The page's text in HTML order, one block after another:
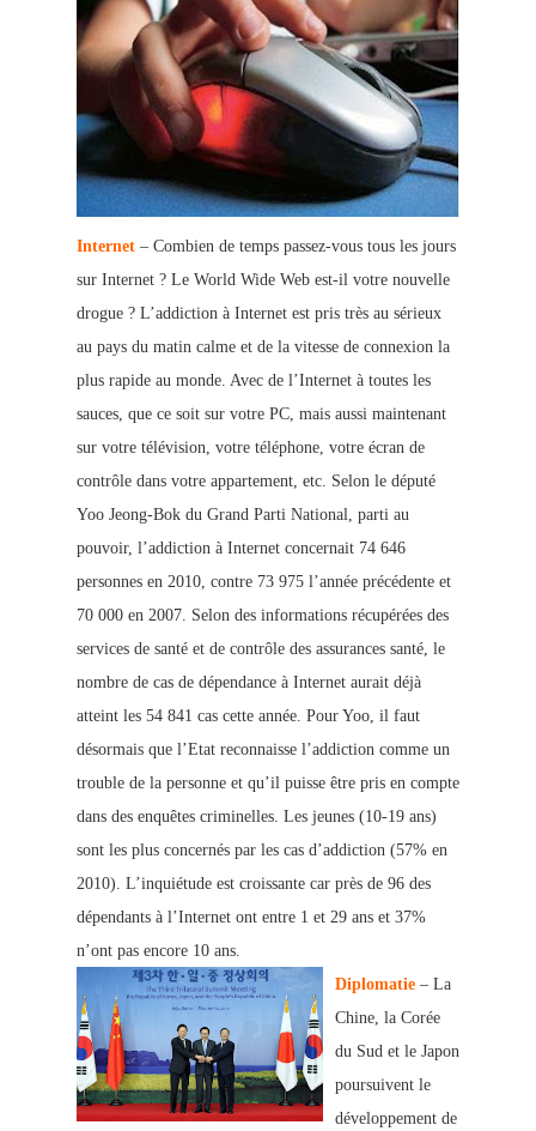
Internet – Combien de temps passez-vous tous les jours
sur Internet ? Le World Wide Web est-il votre nouvelle
drogue ? L’addiction à Internet est pris très au sérieux
au pays du matin calme et de la vitesse de connexion la
plus rapide au monde. Avec de l’Internet à toutes les
sauces, que ce soit sur votre PC, mais aussi maintenant
sur votre télévision, votre téléphone, votre écran de
contrôle dans votre appartement, etc. Selon le député
Yoo Jeong-Bok du Grand Parti National, parti au
pouvoir, l’addiction à Internet concernait 74 646
personnes en 2010, contre 73 975 l’année précédente et
70 000 en 2007. Selon des informations récupérées des
services de santé et de contrôle des assurances santé, le
nombre de cas de dépendance à Internet aurait déjà
atteint les 54 841 cas cette année. Pour Yoo, il faut
désormais que l’Etat reconnaisse l’addiction comme un
trouble de la personne et qu’il puisse être pris en compte
dans des enquêtes criminelles. Les jeunes (10-19 ans)
sont les plus concernés par les cas d’addiction (57% en
2010). L’inquiétude est croissante car près de 96 des
dépendants à l’Internet ont entre 1 et 29 ans et 37%
n’ont pas encore 10 ans.
Diplomatie – La
Chine, la Corée
du Sud et le Japon
poursuivent le
développement de